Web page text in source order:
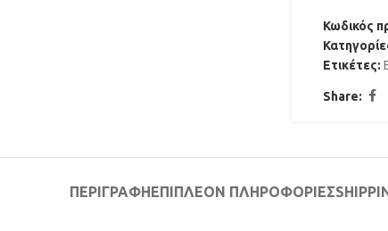
Κωδικός
Ετικέτες:
Share:
ΠΕΡΙΓΡΑΦΉΕΠΙΠΛΈΟΝ ΠΛΗΡΟΦΟΡΊΕΣ